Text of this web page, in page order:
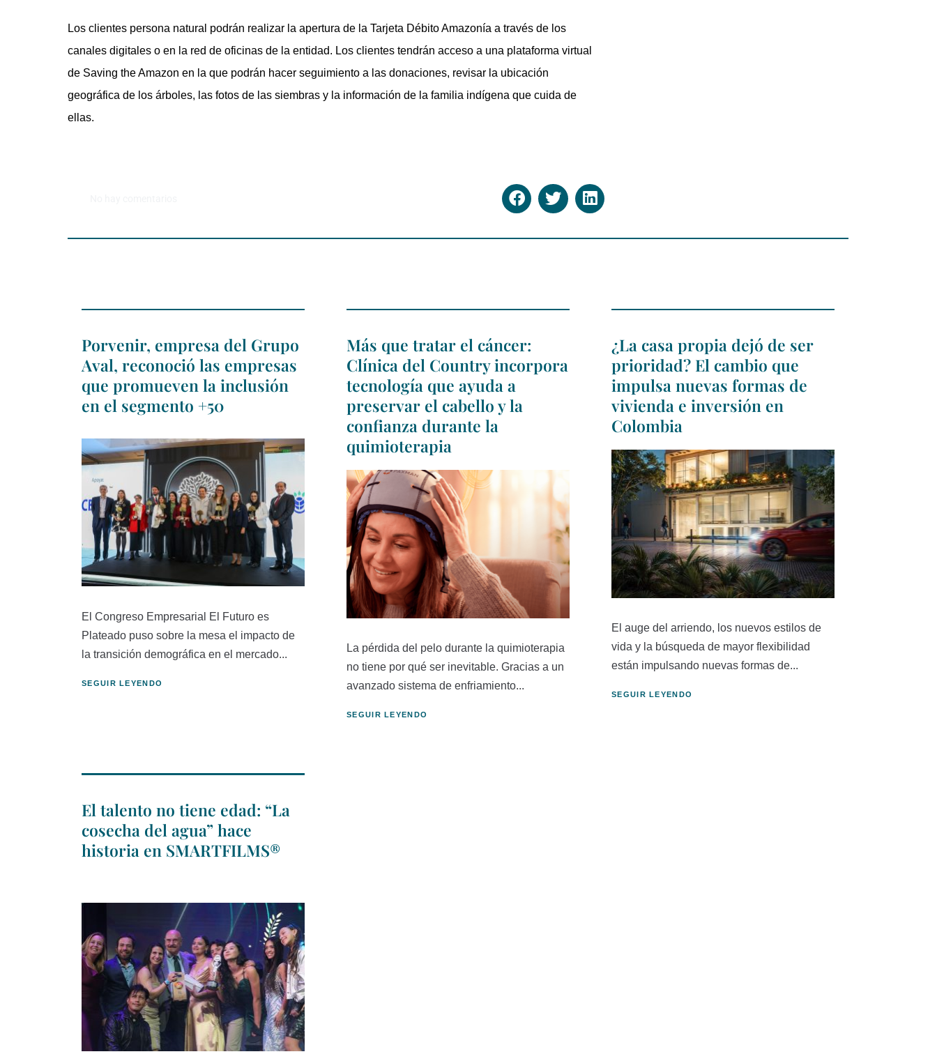
Los clientes persona natural podrán realizar la apertura de la Tarjeta Débito Amazonía a través de los
canales digitales o en la red de oficinas de la entidad. Los clientes tendrán acceso a una plataforma virtual
de Saving the Amazon en la que podrán hacer seguimiento a las donaciones, revisar la ubicación
geográfica de los árboles, las fotos de las siembras y la información de la familia indígena que cuida de
ellas.
Porvenir, empresa del Grupo
Aval, reconoció las empresas
que promueven la inclusión
en el segmento +50
El Congreso Empresarial El Futuro es
Plateado puso sobre la mesa el impacto de
la transición demográfica en el mercado...
SEGUIR LEYENDO
Más que tratar el cáncer:
Clínica del Country incorpora
tecnología que ayuda a
preservar el cabello y la
confianza durante la
quimioterapia
La pérdida del pelo durante la quimioterapia
no tiene por qué ser inevitable. Gracias a un
avanzado sistema de enfriamiento...
SEGUIR LEYENDO
¿La casa propia dejó de ser
prioridad? El cambio que
impulsa nuevas formas de
vivienda e inversión en
Colombia
El auge del arriendo, los nuevos estilos de
vida y la búsqueda de mayor flexibilidad
están impulsando nuevas formas de...
SEGUIR LEYENDO
El talento no tiene edad: “La
cosecha del agua” hace
historia en SMARTFILMS®